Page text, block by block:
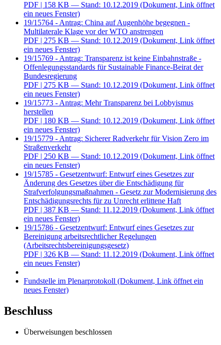
PDF | 158 KB — Stand: 10.12.2019 (Dokument, Link öffnet
ein neues Fenster)
19/15764 - Antrag: China auf Augenhöhe begegnen -
Multilaterale Klage vor der WTO anstrengen
PDF | 275 KB — Stand: 10.12.2019 (Dokument, Link öffnet
ein neues Fenster)
19/15769 - Antrag: Transparenz ist keine Einbahnstraße -
Offenlegungsstandards für Sustainable Finance-Beirat der
Bundesregierung
PDF | 275 KB — Stand: 10.12.2019 (Dokument, Link öffnet
ein neues Fenster)
19/15773 - Antrag: Mehr Transparenz bei Lobbyismus
herstellen
PDF | 180 KB — Stand: 10.12.2019 (Dokument, Link öffnet
ein neues Fenster)
19/15779 - Antrag: Sicherer Radverkehr für Vision Zero im
Straßenverkehr
PDF | 250 KB — Stand: 10.12.2019 (Dokument, Link öffnet
ein neues Fenster)
19/15785 - Gesetzentwurf: Entwurf eines Gesetzes zur
Änderung des Gesetzes über die Entschädigung für
Strafverfolgungsmaßnahmen - Gesetz zur Modernisierung des
Entschädigungsrechts für zu Unrecht erlittene Haft
PDF | 387 KB — Stand: 11.12.2019 (Dokument, Link öffnet
ein neues Fenster)
19/15786 - Gesetzentwurf: Entwurf eines Gesetzes zur
Bereinigung arbeitsrechtlicher Regelungen
(Arbeitsrechtsbereinigungsgesetz)
PDF | 326 KB — Stand: 11.12.2019 (Dokument, Link öffnet
ein neues Fenster)
Fundstelle im Plenarprotokoll (Dokument, Link öffnet ein
neues Fenster)
Beschluss
Überweisungen beschlossen